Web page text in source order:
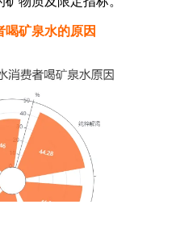
定。矿泉水是在地层深部循环
物质及限定指标。